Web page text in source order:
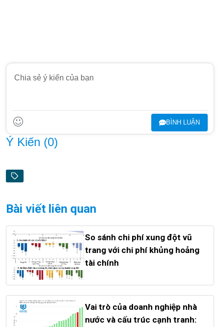
BÌNH LUẬN
Ý Kiến (0)
Bài viết liên quan
So sánh chi phí xung đột vũ
trang với chi phí khủng hoảng
tài chính
Vai trò của doanh nghiệp nhà
nước và cấu trúc cạnh tranh: